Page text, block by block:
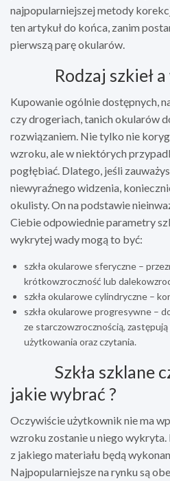
najpopularniejszej metody
ten artykuł do końca, zanim
pierwszą parę okularów.
Rodzaj szkieł a
Kupowanie ogólnie dostępnych,
czy drogeriach, tanich okularów
rozwiązaniem. Nie tylko nie
wzroku, ale w niektórych
pogłębiać. Dlatego, jeśli
niewyraźnego widzenia,
okulisty. On na podstawie
Ciebie odpowiednie parametry
wykrytej wady mogą to być:
szkła okularowe sferyczne –
krótkowzroczność lub
szkła okularowe cylindryczne –
szkła okularowe progresywne –
ze starczowzrocznością,
użytkowania oraz czytania.
Szkła szklane
jakie wybrać ?
Oczywiście użytkownik nie ma
wzroku zostanie u niego
z jakiego materiału będą
Najpopularniejsze na rynku są